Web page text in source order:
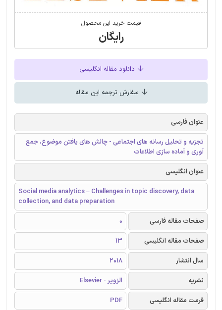
قیمت خرید این محصول
رایگان
دانلود مقاله انگلیسی
سفارش ترجمه این مقاله
عنوان فارسی
تجزیه و تحلیل رسانه های اجتماعی - چالش های یافتن موضوع، جمع
آوری و آماده سازی اطلاعات
عنوان انگلیسی
Social media analytics – Challenges in topic discovery, data
collection, and data preparation
صفحات مقاله فارسی
0
صفحات مقاله انگلیسی
13
سال انتشار
2018
نشریه
الزویر - Elsevier
فرمت مقاله انگلیسی
PDF